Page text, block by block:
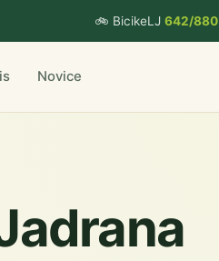
🚲 BicikeLJ 642/880
Novice